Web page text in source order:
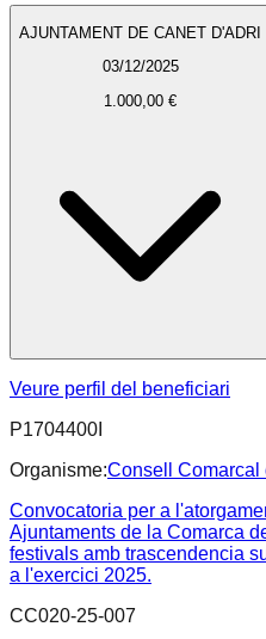
AJUNTAMENT DE CANET D'ADRI
03/12/2025
1.000,00 €
Veure perfil del beneficiari
P1704400I
Organisme:Consell Comarcal
Convocatoria per a
Ajuntaments de la Comarca
festivals amb trascendencia
a l'exercici 2025.
CC020-25-007